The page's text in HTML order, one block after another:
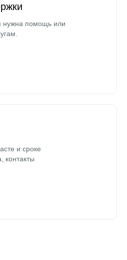
нужна помощь или
и сроке
контакты